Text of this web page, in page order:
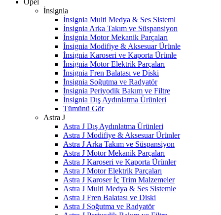
Opel
İnsignia
İnsignia Multi Medya & Ses Sisteml
İnsignia Arka Takım ve Süspansiyon
İnsignia Motor Mekanik Parçaları
İnsignia Modifiye & Aksesuar Ürünle
İnsignia Karoseri ve Kaporta Ürünle
İnsignia Motor Elektrik Parçaları
İnsignia Fren Balatası ve Diski
İnsignia Soğutma ve Radyatör
İnsignia Periyodik Bakım ve Filtre
İnsignia Dış Aydınlatma Ürünleri
Tümünü Gör
Astra J
Astra J Dış Aydınlatma Ürünleri
Astra J Modifiye & Aksesuar Ürünler
Astra J Arka Takım ve Süspansiyon
Astra J Motor Mekanik Parçaları
Astra J Karoseri ve Kaporta Ürünler
Astra J Motor Elektrik Parçaları
Astra J Karoser İç Trim Malzemeler
Astra J Multi Medya & Ses Sistemle
Astra J Fren Balatası ve Diski
Astra J Soğutma ve Radyatör